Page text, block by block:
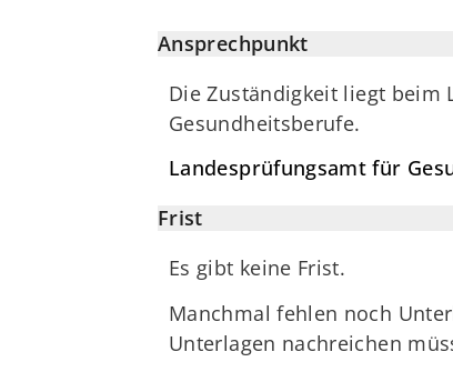
Ansprechpunkt
Die Zuständigkeit liegt beim
Gesundheitsberufe.
Landesprüfungsamt für
Frist
Es gibt keine Frist.
Manchmal fehlen noch
Unterlagen nachreichen